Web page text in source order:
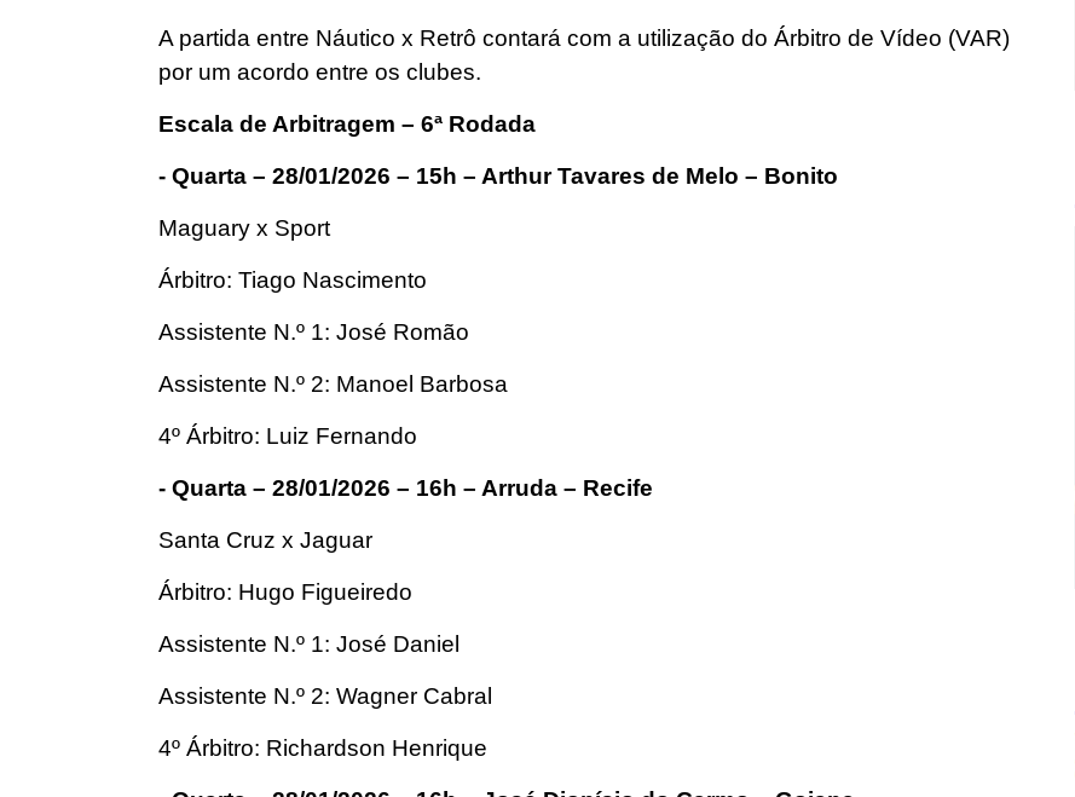
A partida entre Náutico x Retrô contará com a utilização do Árbitro de Vídeo (VAR)
por um acordo entre os clubes.
Escala de Arbitragem – 6ª Rodada
- Quarta – 28/01/2026 – 15h – Arthur Tavares de Melo – Bonito
Maguary x Sport
Árbitro: Tiago Nascimento
Assistente N.º 1: José Romão
Assistente N.º 2: Manoel Barbosa
4º Árbitro: Luiz Fernando
- Quarta – 28/01/2026 – 16h – Arruda – Recife
Santa Cruz x Jaguar
Árbitro: Hugo Figueiredo
Assistente N.º 1: José Daniel
Assistente N.º 2: Wagner Cabral
4º Árbitro: Richardson Henrique